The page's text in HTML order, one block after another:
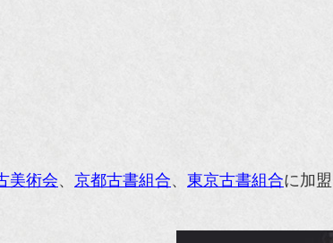
麻生圭子著 文芸春秋刊
美術会、 京都古書組合、 東京古書組合に加